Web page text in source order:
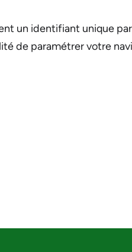
un identifiant unique par
de paramétrer votre